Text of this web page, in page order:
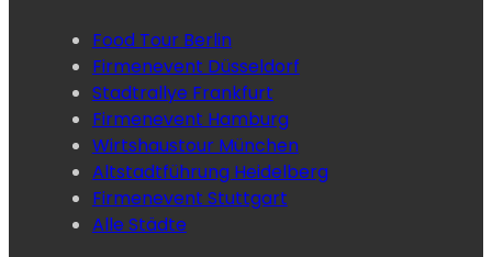
Food Tour Berlin
Firmenevent Düsseldorf
Stadtrallye Frankfurt
Firmenevent Hamburg
Wirtshaustour München
Altstadtführung Heidelberg
Firmenevent Stuttgart
Alle Städte